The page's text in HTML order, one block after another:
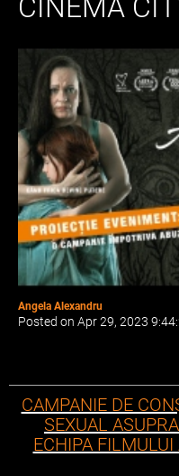
CINEMA
Angela Alexandru
Posted on Apr 29, 2023
CAMPANIE DE
SEXUAL
ECHIPA